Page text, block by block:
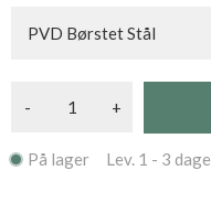
PVD Børstet Stål
- +
På lager Lev. 1 - 3 dage